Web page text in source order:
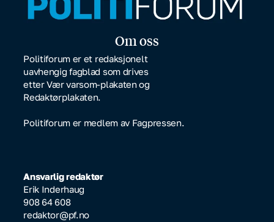
Om oss
Politiforum er et redaksjonelt
uavhengig fagblad som drives
etter Vær varsom-plakaten og
Redaktørplakaten.
Politiforum er medlem av Fagpressen.
Ansvarlig redaktør
Erik Inderhaug
908 64 608
redaktor@pf.no